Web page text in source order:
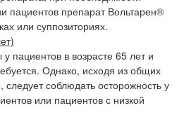
пациентов препарат Вольтарен®
или суппозиториях.
пациентов в возрасте 65 лет и
Однако, исходя из общих
соблюдать осторожность у
или пациентов с низкой